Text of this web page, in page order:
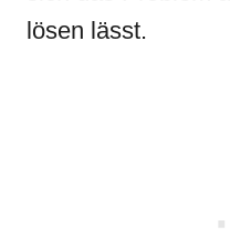
lösen lässt.